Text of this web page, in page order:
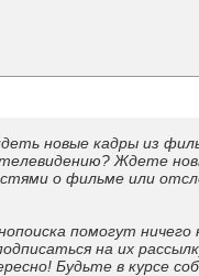
новые кадры из
Ждете
о фильме или
помогут
на их
Будьте в курсе